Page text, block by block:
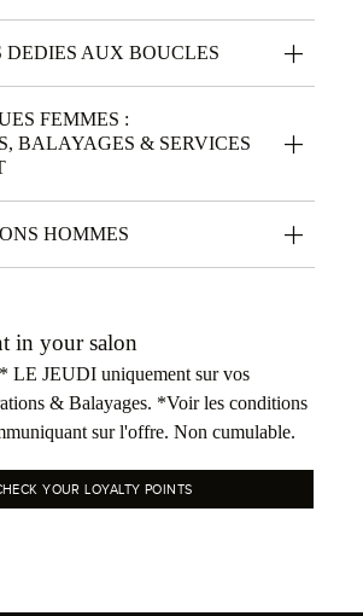
DEDIES AUX BOUCLES
FEMMES :
BALAYAGES & SERVICES
HOMMES
in your salon
LE JEUDI uniquement sur vos
& Balayages. *Voir les conditions
sur l'offre. Non cumulable.
YOUR LOYALTY POINTS